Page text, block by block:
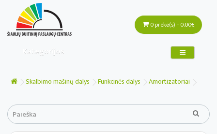
Kategorijos
0 prekė(s) - 0.00€
Skalbimo mašinų dalys Funkcinės dalys Amortizatoriai